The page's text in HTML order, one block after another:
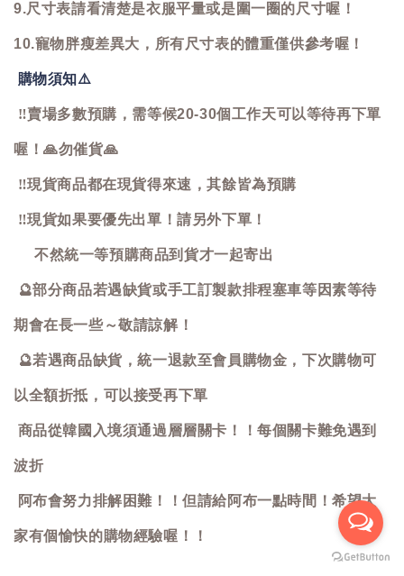
9.尺寸表請看清楚是衣服平量或是圍一圈的尺寸喔！
10.寵物胖瘦差異大，所有尺寸表的體重僅供參考喔！
購物須知⚠️
‼️賣場多數預購，需等候20-30個工作天可以等待再下單
喔！🙏勿催貨🙏
‼️現貨商品都在現貨得來速，其餘皆為預購
‼️現貨如果要優先出單！請另外下單！
不然統一等預購商品到貨才一起寄出
🔮部分商品若遇缺貨或手工訂製款排程塞車等因素等待
期會在長一些～敬請諒解！
🔮若遇商品缺貨，統一退款至會員購物金，下次購物可
以全額折抵，可以接受再下單
商品從韓國入境須通過層層關卡！！每個關卡難免遇到
波折
阿布會努力排解困難！！但請給阿布一點時間！希望大
家有個愉快的購物經驗喔！！